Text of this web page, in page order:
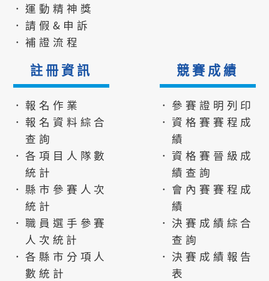
．運動精神獎
．請假&申訴
．補證流程
註冊資訊
．報名作業
．報名資料綜合
查詢
．各項目人隊數
統計
．縣市參賽人次
統計
．職員選手參賽
人次統計
．各縣市分項人
數統計
競賽成績
．參賽證明列印
．資格賽賽程成
績
．資格賽晉級成
績查詢
．會內賽賽程成
績
．決賽成績綜合
查詢
．決賽成績報告
表